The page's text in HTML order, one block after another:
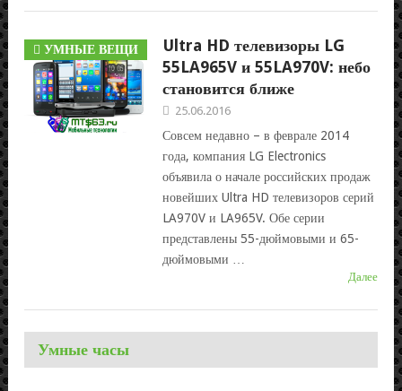
УМНЫЕ ВЕЩИ
Ultra HD телевизоры LG
55LA965V и 55LA970V: небо
становится ближе
25.06.2016
Совсем недавно – в феврале 2014
года, компания LG Electronics
объявила о начале российских продаж
новейших Ultra HD телевизоров серий
LA970V и LA965V. Обе серии
представлены 55-дюймовыми и 65-
дюймовыми …
Далее
Умные часы